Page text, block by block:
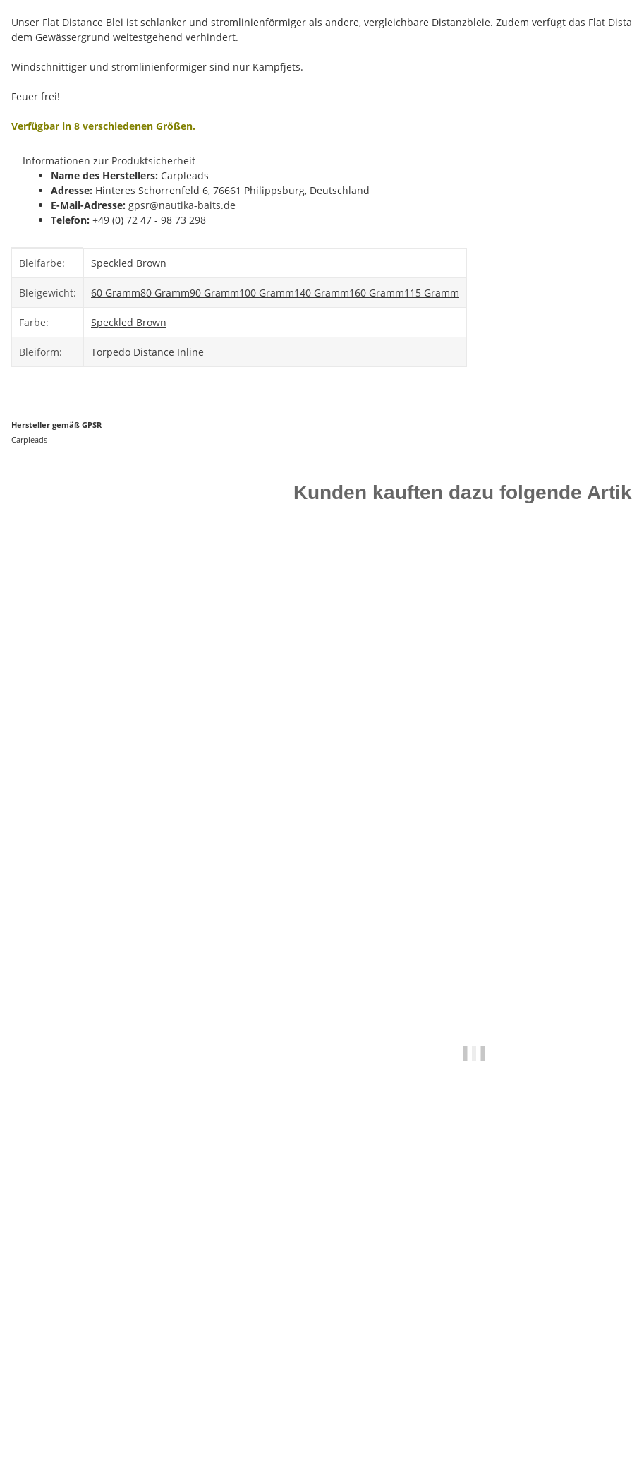
Unser Flat Distance Blei ist schlanker und stromlinienförmiger als andere, vergleichbare Distanzbleie. Zudem verfügt das Flat
dem Gewässergrund weitestgehend verhindert.
Windschnittiger und stromlinienförmiger sind nur Kampfjets.
Feuer frei!
Verfügbar in 8 verschiedenen Größen.
Informationen zur Produktsicherheit
Name des Herstellers: Carpleads
Adresse: Hinteres Schorrenfeld 6, 76661 Philippsburg, Deutschland
E-Mail-Adresse: gpsr@nautika-baits.de
Telefon: +49 (0) 72 47 - 98 73 298
Bleifarbe: Speckled Brown
Bleigewicht: 60 Gramm80 Gramm90 Gramm100 Gramm140 Gramm160 Gramm115 Gramm
Farbe: Speckled Brown
Bleiform: Torpedo Distance Inline
Hersteller gemäß GPSR
Carpleads
Kunden kauften dazu folgende